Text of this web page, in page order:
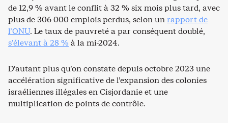
de 12,9 % avant le conflit à 32 % six mois plus tard, avec
plus de 306 000 emplois perdus, selon unrapport de
l’ONU. Le taux de pauvreté a par conséquent doublé,
s’élevant à 28 % à la mi-2024.
D’autant plus qu’on constate depuis octobre 2023 une
accélération significative de l’expansion des colonies
israéliennes illégales en Cisjordanie et une
multiplication de points de contrôle.